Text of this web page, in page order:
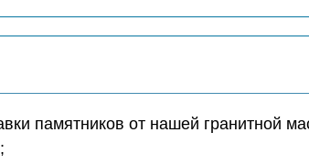
памятников от нашей гранитной